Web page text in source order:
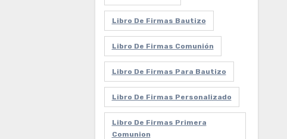
Libro De Firmas Bautizo
Libro De Firmas Comunión
Libro De Firmas Para Bautizo
Libro De Firmas Personalizado
Libro De Firmas Primera
Comunion